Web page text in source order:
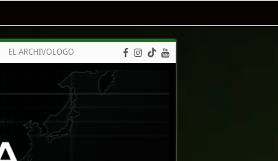
EL ARCHIVOLOGO